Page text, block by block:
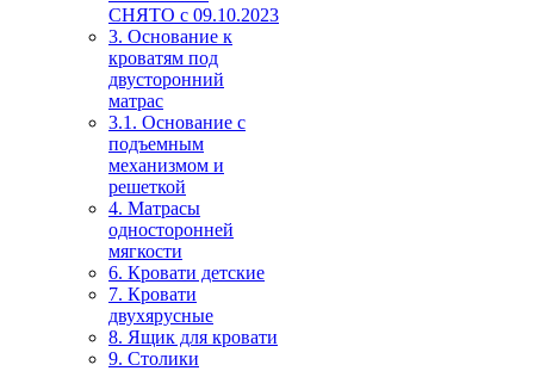
СНЯТО с 09.10.2023
3. Основание к
кроватям под
двусторонний
матрас
3.1. Основание с
подъемным
механизмом и
решеткой
4. Матрасы
односторонней
мягкости
6. Кровати детские
7. Кровати
двухярусные
8. Ящик для кровати
9. Столики